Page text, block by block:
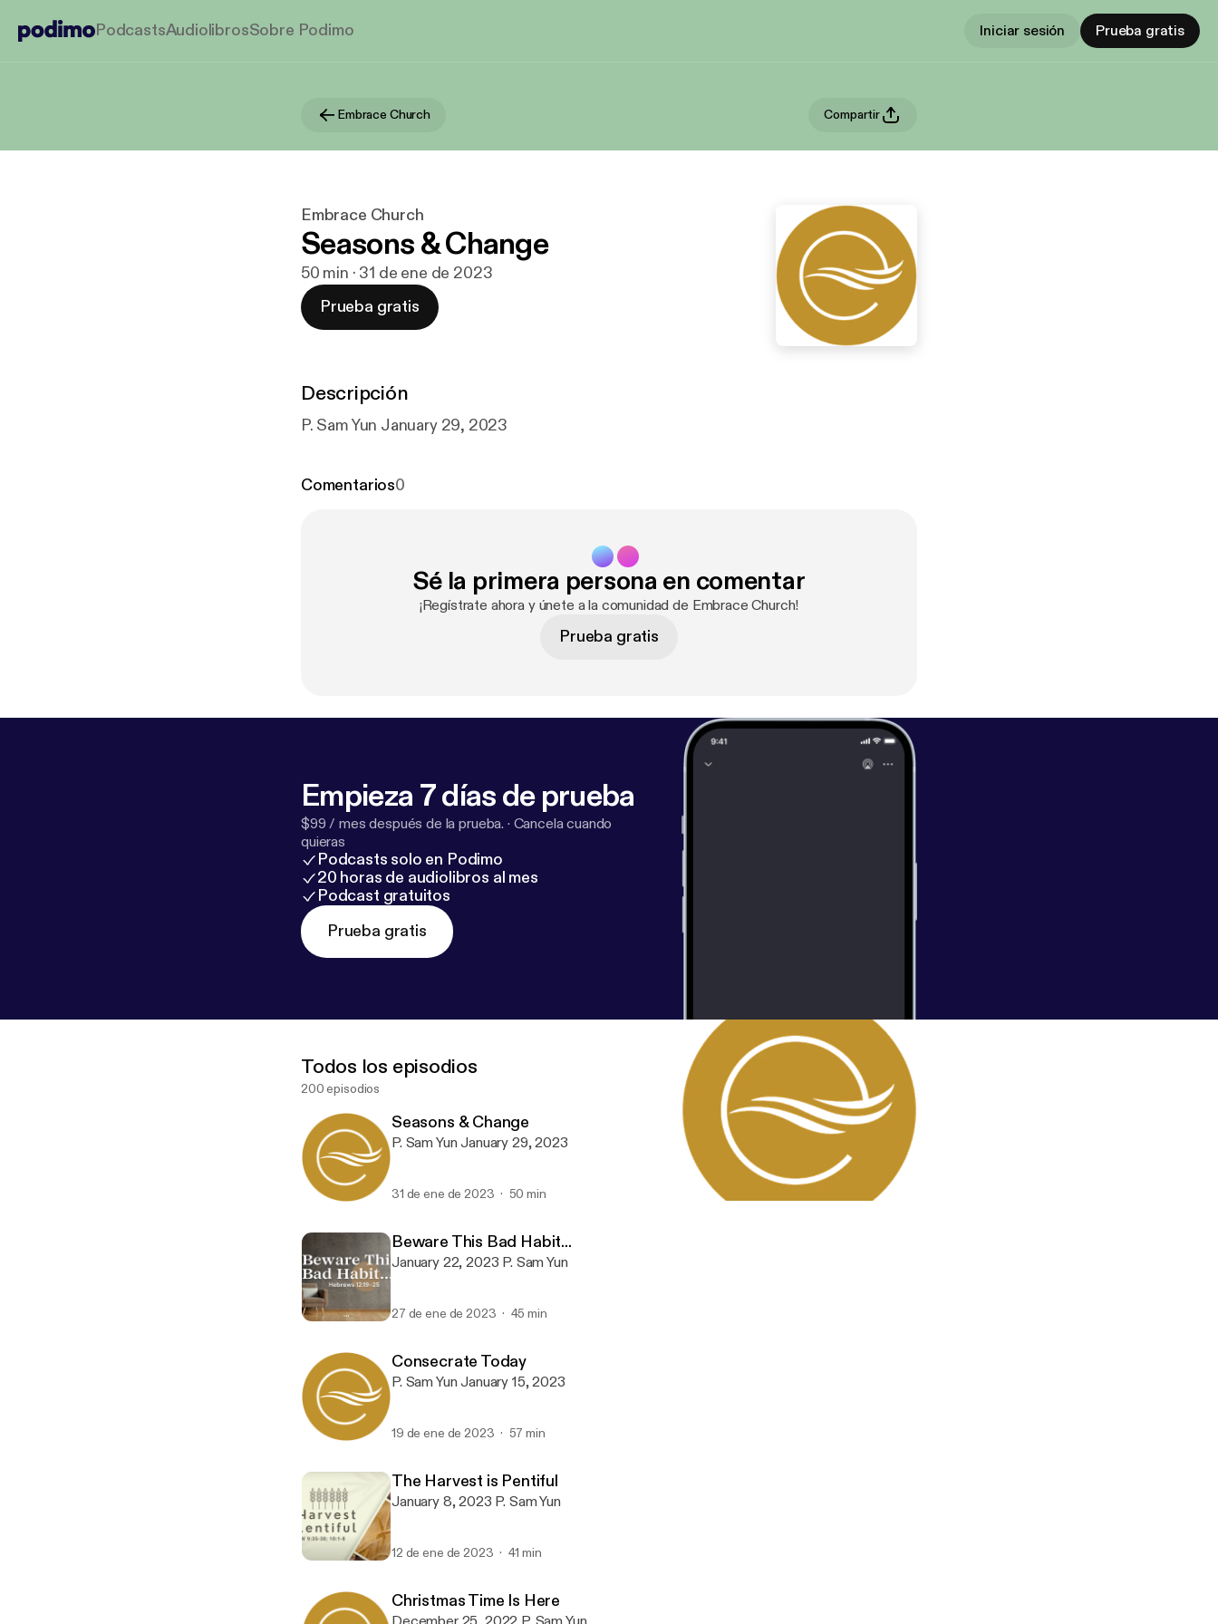
PodcastsAudiolibrosSobre Podimo Iniciar sesión Prueba gratis
Embrace Church Compartir
Embrace Church
Seasons & Change
50 min · 31 de ene de 2023
Prueba gratis
Descripción
P. Sam Yun January 29, 2023
Comentarios0
Sé la primera persona en comentar
¡Regístrate ahora y únete a la comunidad de Embrace Church!
Prueba gratis
Empieza 7 días de prueba
$99 / mes después de la prueba. · Cancela cuando
quieras
Podcasts solo en Podimo
20 horas de audiolibros al mes
Podcast gratuitos
Prueba gratis
Todos los episodios
200 episodios
Seasons & Change
P. Sam Yun January 29, 2023
31 de ene de 2023 50 min
Beware This Bad Habit...
January 22, 2023 P. Sam Yun
27 de ene de 2023 45 min
Consecrate Today
P. Sam Yun January 15, 2023
19 de ene de 2023 57 min
The Harvest is Pentiful
January 8, 2023 P. Sam Yun
12 de ene de 2023 41 min
Christmas Time Is Here